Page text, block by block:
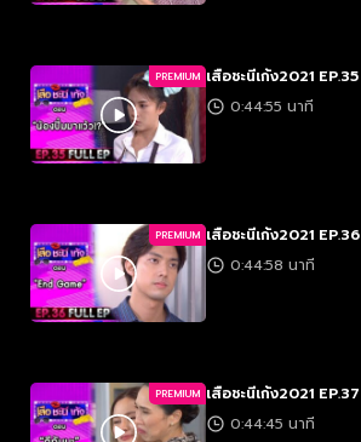
PREMIUM เสือชะนีเก้ง2021 EP.35
0:44:55 นาที
PREMIUM เสือชะนีเก้ง2021 EP.36
0:44:58 นาที
PREMIUM เสือชะนีเก้ง2021 EP.37
0:44:45 นาที